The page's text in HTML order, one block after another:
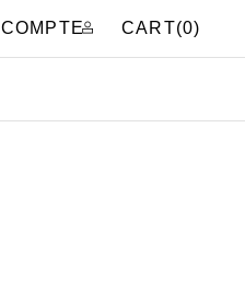
COMPTE CART(0)